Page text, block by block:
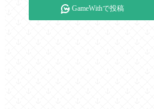
GameWithで投稿